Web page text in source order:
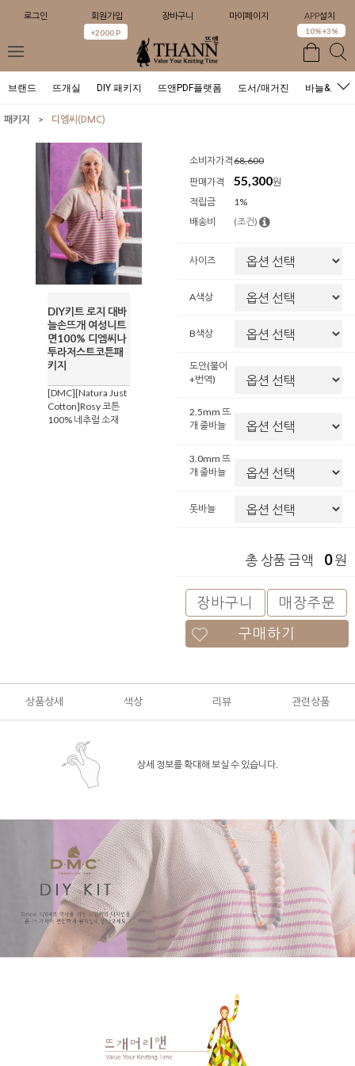
로그인 회원가입
+2000 P
장바구니 마이페이지 APP설치
10%+3%
브랜드 뜨개실 DIY 패키지 뜨앤PDF플랫폼 도서/매거진 바늘&도구
패키지 > 디엠씨(DMC)
DIY키트 로지 대바
늘손뜨개 여성니트
면100% 디엠씨나
투라저스트코튼패
키지
[DMC][Natura Just
Cotton]Rosy 코튼
100% 네추럴 소재
소비자가격68,600
판매가격
55,300원
적립금
1%
배송비
(조건)
사이즈
A색상
B색상
도안(불어
+번역)
2.5mm 뜨
개 줄바늘
3.0mm 뜨
개 줄바늘
돗바늘
총 상품 금액 0원
장바구니
매장주문
구매하기
상품상세 색상 리뷰 관련상품
상세 정보를 확대해 보실 수 있습니다.